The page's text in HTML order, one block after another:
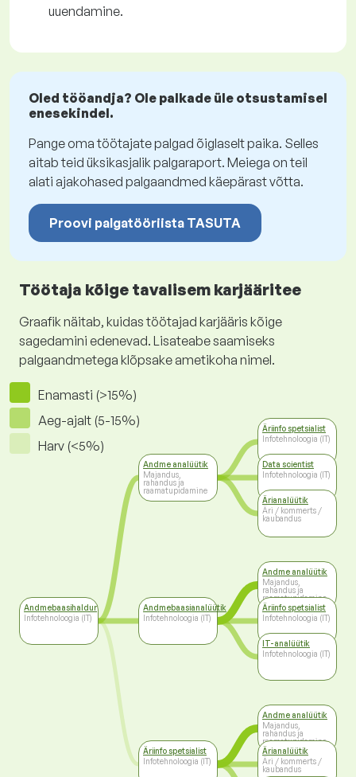
uuendamine.
Oled tööandja? Ole palkade üle otsustamisel
enesekindel.
Pange oma töötajate palgad õiglaselt paika. Selles
aitab teid üksikasjalik palgaraport. Meiega on teil
alati ajakohased palgaandmed käepärast võtta.
Proovi palgatööriista TASUTA
Töötaja kõige tavalisem karjääritee
Graafik näitab, kuidas töötajad karjääris kõige
sagedamini edenevad. Lisateabe saamiseks
palgaandmetega klõpsake ametikoha nimel.
Enamasti (>15%)
Aeg-ajalt (5-15%)
Harv (<5%)
Andmebaasihaldur
Infotehnoloogia (IT)
Andme analüütik
Majandus,
rahandus ja
raamatupidamine
Andmebaasianalüütik
Infotehnoloogia (IT)
Äriinfo spetsialist
Infotehnoloogia (IT)
Äriinfo spetsialist
Infotehnoloogia (IT)
Data scientist
Infotehnoloogia (IT)
Ärianalüütik
Äri / kommerts /
kaubandus
Andme analüütik
Majandus,
rahandus ja
raamatupidamine
Äriinfo spetsialist
Infotehnoloogia (IT)
IT-analüütik
Infotehnoloogia (IT)
Andme analüütik
Majandus,
rahandus ja
raamatupidamine
Ärianalüütik
Äri / kommerts /
kaubandus